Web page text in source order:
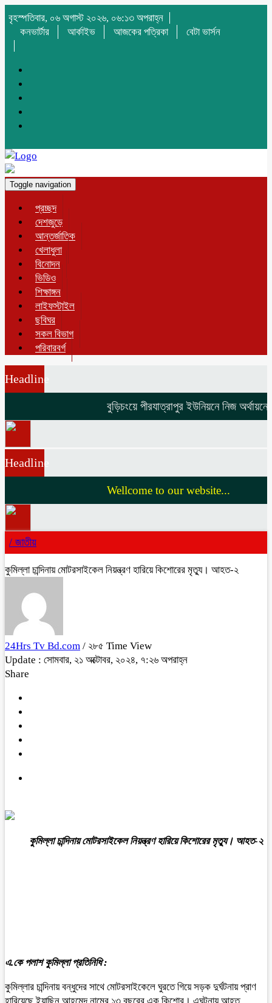
বৃহস্পতিবার, ০৬ অগাস্ট ২০২৬, ০৬:১৩ অপরাহ্ন
কনভার্টার
আর্কাইভ আজকের পত্রিকা বেটা ভার্সন
Toggle navigation
প্রচ্ছদ
দেশজুড়ে
আন্তর্জাতিক
খেলাধুলা
বিনোদন
ভিডিও
শিক্ষাঙ্গন
লাইফস্টাইল
ছবিঘর
সকল বিভাগ
পরিবারবর্গ
Headline
বুড়িচংয়ে পীরযাত্রাপুর ইউনিয়নে নিজ অর্থায়নে
Headline
Wellcome to our website...
/ জাতীয়
কুমিল্লা চান্দিনায় মোটরসাইকেল নিয়ন্ত্রণ হারিয়ে কিশোরের মৃত্যু। আহত-২
24Hrs Tv Bd.com / ২৮৫ Time View
Update : সোমবার, ২১ অক্টোবর, ২০২৪, ৭:২৬ অপরাহ্ন
Share
কুমিল্লা চান্দিনায় মোটরসাইকেল নিয়ন্ত্রণ হারিয়ে কিশোরের মৃত্যু। আহত-২
এ.কে পলাশ কুমিল্লা প্রতিনিধি :
কুমিল্লার চান্দিনায় বন্ধুদের সাথে মোটরসাইকেলে ঘুরতে গিয়ে সড়ক দুর্ঘটনায় প্রাণ